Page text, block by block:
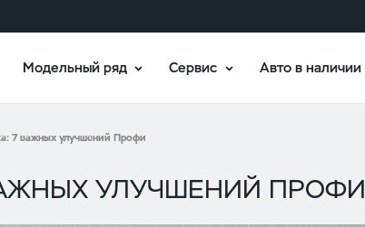
Модельный ряд Сервис Авто в наличии
7 важных улучшений Профи
УЛУЧШЕНИЙ ПРОФИ